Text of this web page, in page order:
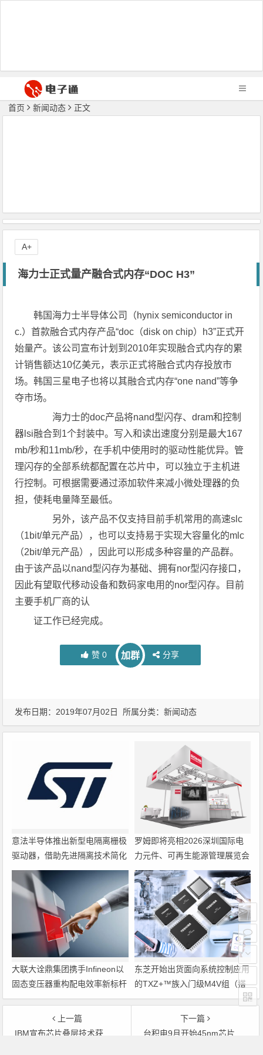
首页 新闻动态 正文
海力士正式量产融合式内存“DOC H3”
韩国海力士半导体公司（hynix semiconductor in
c.）首款融合式内存产品“doc（disk on chip）h3”正式开
始量产。该公司宣布计划到2010年实现融合式内存的累
计销售额达10亿美元，表示正式将融合式内存投放市
场。韩国三星电子也将以其融合式内存“one nand”等争
夺市场。
海力士的doc产品将nand型闪存、dram和控制
器lsi融合到1个封装中。写入和读出速度分别是最大167
mb/秒和11mb/秒，在手机中使用时的驱动性能优异。管
理闪存的全部系统都配置在芯片中，可以独立于主机进
行控制。可根据需要通过添加软件来减小微处理器的负
担，使耗电量降至最低。
另外，该产品不仅支持目前手机常用的高速slc
（1bit/单元产品），也可以支持易于实现大容量化的mlc
（2bit/单元产品），因此可以形成多种容量的产品群。
由于该产品以nand型闪存为基础、拥有nor型闪存接口，
因此有望取代移动设备和数码家电用的nor型闪存。目前
主要手机厂商的认
证工作已经完成。
赞 0 加群 分享
A+
发布日期：2019年07月02日 所属分类：新闻动态
意法半导体推出新型电隔离栅极
驱动器，借助先进隔离技术简化
电源设计
罗姆即将亮相2026深圳国际电
力元件、可再生能源管理展览会
暨研讨会
大联大诠鼎集团携手Infineon以
固态变压器重构配电效率新标杆
东芝开始出货面向系统控制应用
的TXZ+™族入门级M4V组（搭
载Arm Cortex‑M4内核的标准微
控制器）工程样品
上一篇
IBM宣布芯片叠层技术获大突破
下一篇
台积电9月开始45nm芯片 生产开发环境已准备就绪